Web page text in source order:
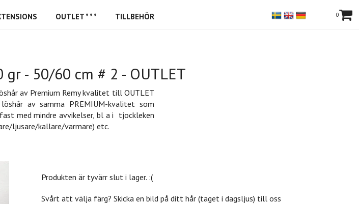
gr - 50/60 cm # 2 - OUTLET
av Premium Remy kvalitet till OUTLET
av samma PREMIUM-kvalitet som
med mindre avvikelser, bl a i tjockleken
ljusare/kallare/varmare) etc.
Produkten är tyvärr slut i lager. :(
Svårt att välja färg? Skicka en bild på ditt hår (taget i dagsljus) till oss
OUTLET * * * TILLBEHÖR 0